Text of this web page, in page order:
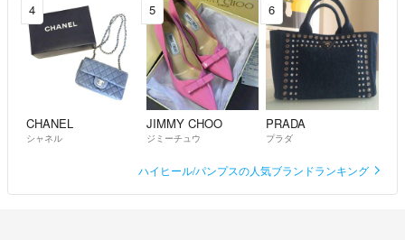
4
CHANEL
シャネル
5
JIMMY CHOO
ジミーチュウ
6
PRADA
プラダ
ハイヒール/パンプスの人気ブランドランキング